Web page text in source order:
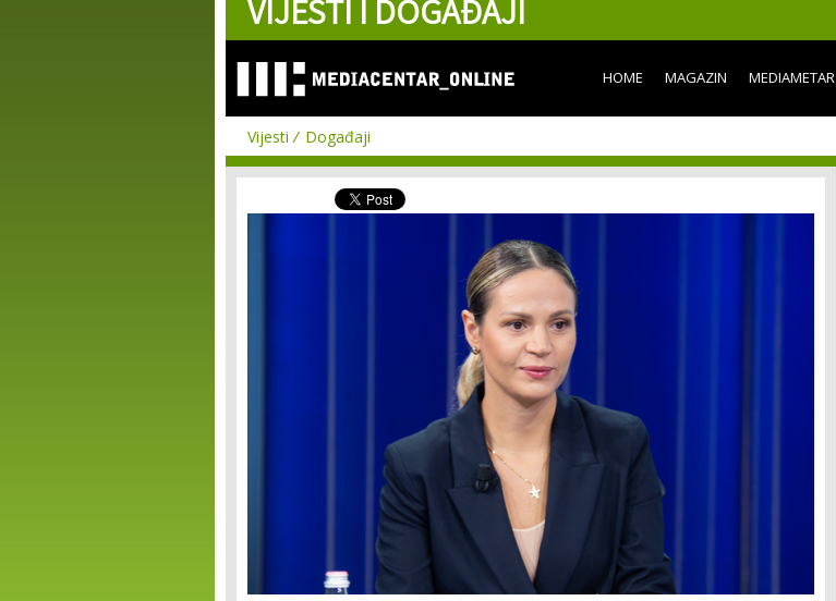
content
VIJESTI I DOGAĐAJI
HOME MAGAZIN MEDIAMETAR
Vijesti Događaji